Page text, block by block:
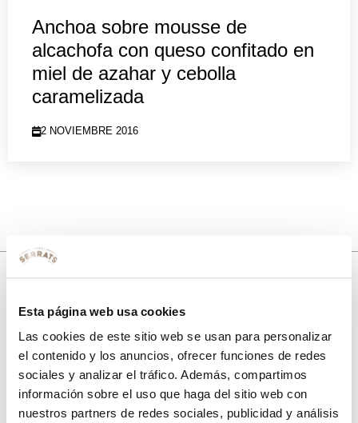
Esta página web usa cookies
Las cookies de este sitio web se usan para personalizar
el contenido y los anuncios, ofrecer funciones de redes
sociales y analizar el tráfico. Además, compartimos
información sobre el uso que haga del sitio web con
nuestros partners de redes sociales, publicidad y análisis
Anchoa sobre mousse de
alcachofa con queso confitado en
miel de azahar y cebolla
caramelizada
2 NOVIEMBRE 2016
10% de descuento
con tu primera compra.
Apúntatea nuestra newsletter para recibir nuestras ofertasy